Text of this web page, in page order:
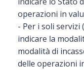
operazioni in
- Per i soli servizi
indicare la
modalità di
delle operazioni